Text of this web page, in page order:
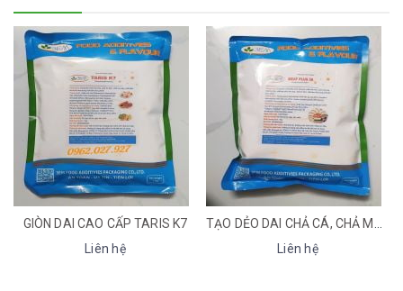
TẠO DẺO DAI CHẢ CÁ, CHẢ MỰC MEAT PLUS 3A
Liên hệ
GIÒN DAI CAO CẤP TARIS K7
Liên hệ